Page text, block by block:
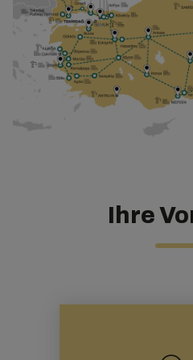
Ihre